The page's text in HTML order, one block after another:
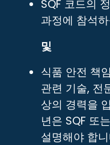
SQF 코드의
과정에 참석
및
식품 안전 책
관련 기술, 전
상의 경력을
년은 SQF 또
설명해야 합